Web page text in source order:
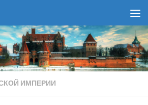
ИМПЕРИИ